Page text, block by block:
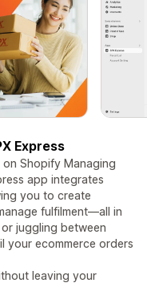
Express
on Shopify Managing
app integrates
you to create
fulfilment—all in
juggling between
your ecommerce orders
leaving your